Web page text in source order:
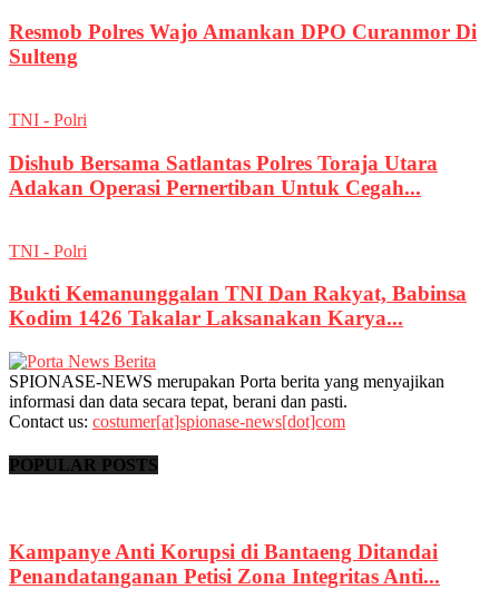
Resmob Polres Wajo Amankan DPO Curanmor Di
Sulteng
TNI - Polri
Dishub Bersama Satlantas Polres Toraja Utara
Adakan Operasi Pernertiban Untuk Cegah...
TNI - Polri
Bukti Kemanunggalan TNI Dan Rakyat, Babinsa
Kodim 1426 Takalar Laksanakan Karya...
SPIONASE-NEWS merupakan Porta berita yang menyajikan
informasi dan data secara tepat, berani dan pasti.
Contact us: costumer[at]spionase-news[dot]com
POPULAR POSTS
Kampanye Anti Korupsi di Bantaeng Ditandai
Penandatanganan Petisi Zona Integritas Anti...